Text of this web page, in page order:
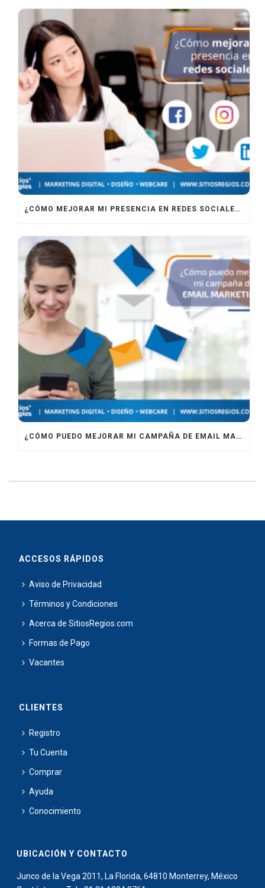
¿CÓMO MEJORAR MI PRESENCIA EN REDES SOCIALES?
¿CÓMO PUEDO MEJORAR MI CAMPAÑA DE EMAIL MARKETING?
ACCESOS RÁPIDOS
Aviso de Privacidad
Términos y Condiciones
Acerca de SitiosRegios.com
Formas de Pago
Vacantes
CLIENTES
Registro
Tu Cuenta
Comprar
Ayuda
Conocimiento
UBICACIÓN Y CONTACTO
Junco de la Vega 2011, La Florida, 64810 Monterrey, México